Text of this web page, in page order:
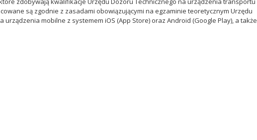
są zgodnie z zasadami obowiązującymi na egzaminie teoretycznym Urzędu
mobilne z systemem iOS (App Store) oraz Android (Google Play), a także